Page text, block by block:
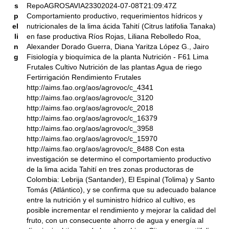
s
p
el
li
n
g
RepoAGROSAVIA23302024-07-08T21:09:47Z
Comportamiento productivo, requerimientos hídricos y
nutricionales de la lima ácida Tahití (Citrus latifolia Tanaka)
en fase productiva Ríos Rojas, Liliana Rebolledo Roa,
Alexander Dorado Guerra, Diana Yaritza López G., Jairo
Fisiología y bioquímica de la planta Nutrición - F61 Lima
Frutales Cultivo Nutrición de las plantas Agua de riego
Fertirrigación Rendimiento Frutales
http://aims.fao.org/aos/agrovoc/c_4341
http://aims.fao.org/aos/agrovoc/c_3120
http://aims.fao.org/aos/agrovoc/c_2018
http://aims.fao.org/aos/agrovoc/c_16379
http://aims.fao.org/aos/agrovoc/c_3958
http://aims.fao.org/aos/agrovoc/c_15970
http://aims.fao.org/aos/agrovoc/c_8488 Con esta
investigación se determino el comportamiento productivo
de la lima acida Tahití en tres zonas productoras de
Colombia: Lebrija (Santander), El Espinal (Tolima) y Santo
Tomás (Atlántico), y se confirma que su adecuado balance
entre la nutrición y el suministro hídrico al cultivo, es
posible incrementar el rendimiento y mejorar la calidad del
fruto, con un consecuente ahorro de agua y energía al